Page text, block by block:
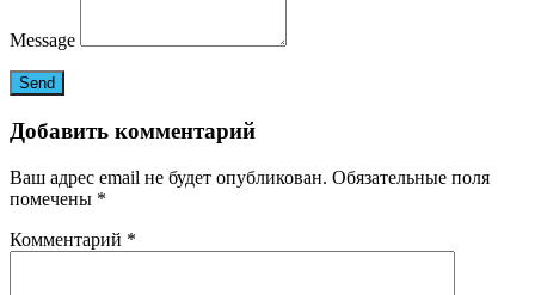
Message
Добавить комментарий
Ваш адрес email не будет опубликован. Обязательные поля
помечены *
Комментарий *